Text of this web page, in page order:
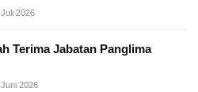
2026
Terima Jabatan Panglima
2026